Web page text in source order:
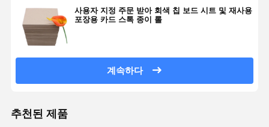
사용자 지정 주문 받아 회색 칩 보드 시트 및 재사용
포장용 카드 스톡 종이 롤
계속하다
추천된 제품